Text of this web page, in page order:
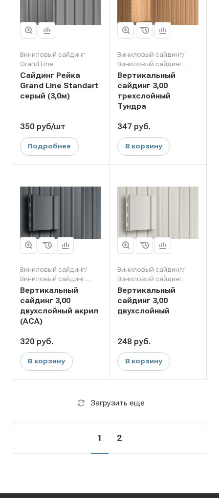
Виниловый сайдинг
Grand Line
Сайдинг Рейка
Grand Line Standart
серый (3,0м)
350 руб/шт
Подробнее
Виниловый сайдинг/
Виниловый сайдинг
Grand Line
Вертикальный
сайдинг 3,00
трехслойный
Тундра
347 руб.
В корзину
Виниловый сайдинг/
Виниловый сайдинг
Grand Line
Вертикальный
сайдинг 3,00
двухслойный акрил
(АСА)
320 руб.
В корзину
Виниловый сайдинг/
Виниловый сайдинг
Grand Line
Вертикальный
сайдинг 3,00
двухслойный
248 руб.
В корзину
Загрузить еще
1 2